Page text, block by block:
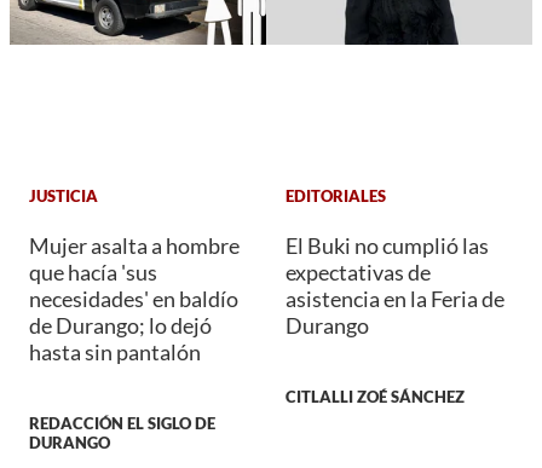
JUSTICIA
Mujer asalta a hombre
que hacía 'sus
necesidades' en baldío
de Durango; lo dejó
hasta sin pantalón
REDACCIÓN EL SIGLO DE
DURANGO
EDITORIALES
El Buki no cumplió las
expectativas de
asistencia en la Feria de
Durango
CITLALLI ZOÉ SÁNCHEZ